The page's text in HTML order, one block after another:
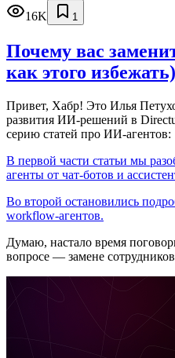
16K
1
Почему вас
как этого избежать)
Привет, Хабр! Это Илья
развития ИИ-решений в
серию статей про ИИ-агентов:
В первой части статьи мы
агенты от чат-ботов и
Во второй остановились
workflow-агентов.
Думаю, настало время
вопросе — замене